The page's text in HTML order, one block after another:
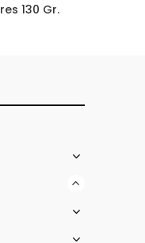
130 Gr.